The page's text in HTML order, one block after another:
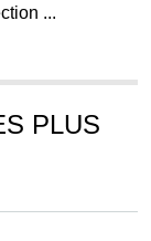
...
PLUS